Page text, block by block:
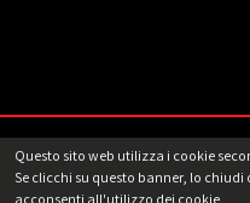
Questo sito web utilizza i cookie
Se clicchi su questo banner, lo
acconsenti all'utilizzo dei cookie.
Copyright © 2026 iMasterArt S.r.l.
immagini e video pubblicati